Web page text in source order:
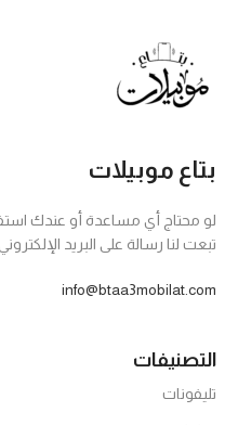
بتاع موبيلات
لو محتاج أي مساعدة أو عندك
تبعت لنا رسالة على البريد الإلكتروني
info@btaa3mobilat.com
التصنيفات
تليفونات